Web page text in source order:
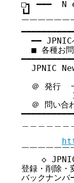
□┓ ━━━  N
┗┛
￣￣￣￣￣￣
━━ JPNIC
■ 各種お問
JPNIC
＠ 発行
＠ 問い合
￣￣￣￣￣￣
◇ JPNIC
登録・削除
バックナ